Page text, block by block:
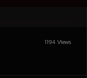
1194 Views